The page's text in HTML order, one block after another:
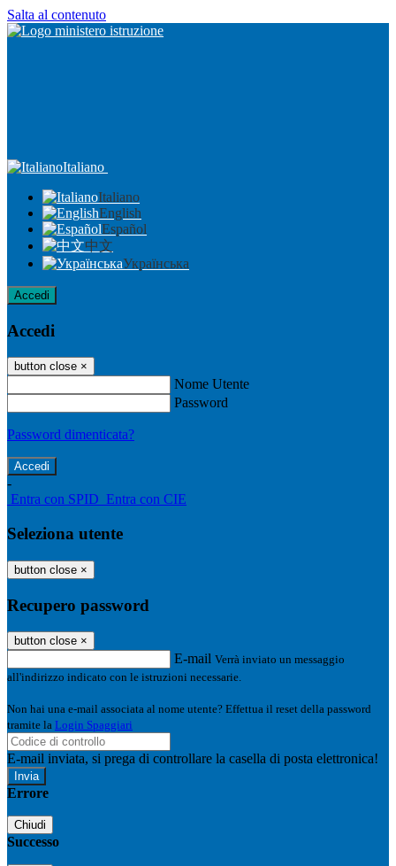
Salta al contenuto
Italiano
Italiano
English
Español
中文
Українська
Accedi
Accedi
button close ×
Nome Utente
Password
Password dimenticata?
-
Entra con SPID Entra con CIE
Seleziona utente
button close ×
Recupero password
button close ×
E-mail Verrà inviato un messaggio
all'indirizzo indicato con le istruzioni necessarie.
Non hai una e-mail associata al nome utente? Effettua il reset della password
tramite la Login Spaggiari
E-mail inviata, si prega di controllare la casella di posta elettronica!
Errore
Chiudi
Successo